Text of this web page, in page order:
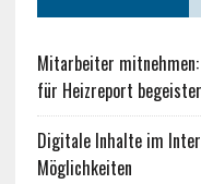
Mitarbeiter mitnehmen:
für Heizreport
Digitale Inhalte im
Möglichkeiten